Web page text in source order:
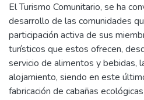
El Turismo Comunitario, se ha
desarrollo de las comunidades
participación activa de sus
turísticos que estos ofrecen,
servicio de alimentos y bebidas,
alojamiento, siendo en este
fabricación de cabañas